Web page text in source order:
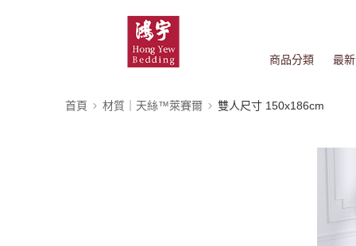
商品分類 最
首頁 材質｜天絲™萊賽爾 雙人尺寸 150x186cm